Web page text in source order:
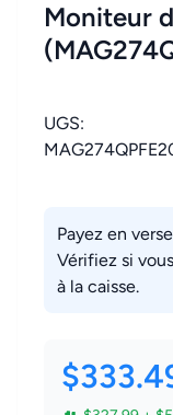
Moniteur
UGS:
Payez en
Vérifiez si
à la caisse.